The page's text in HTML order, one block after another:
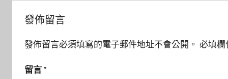
發佈留言
發佈留言必須填寫的電子郵件地址不會公開。 必填
留言 *